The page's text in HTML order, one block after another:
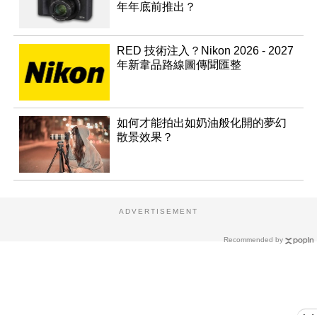
年年底前推出？
RED 技術注入？Nikon 2026 - 2027
年新韋品路線圖傳聞匯整
如何才能拍出如奶油般化開的夢幻
散景效果？
Recommended by
ADVERTISEMENT